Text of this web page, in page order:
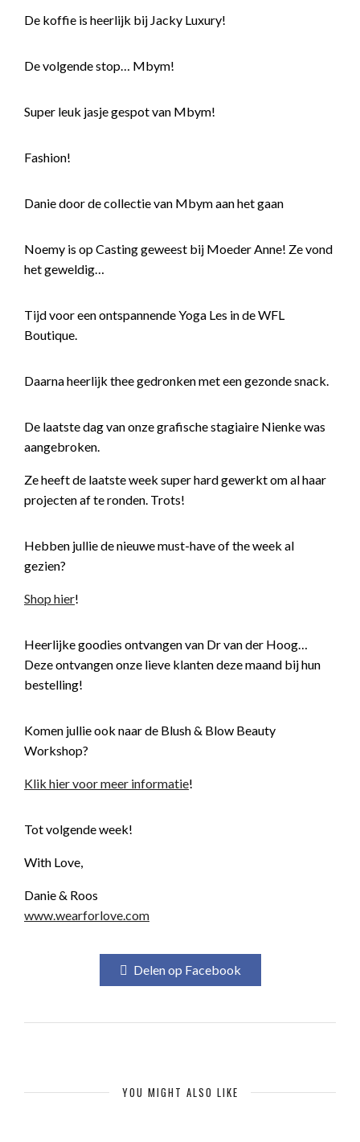
De koffie is heerlijk bij Jacky Luxury!
De volgende stop… Mbym!
Super leuk jasje gespot van Mbym!
Fashion!
Danie door de collectie van Mbym aan het gaan
Noemy is op Casting geweest bij Moeder Anne! Ze vond
het geweldig…
Tijd voor een ontspannende Yoga Les in de WFL
Boutique.
Daarna heerlijk thee gedronken met een gezonde snack.
De laatste dag van onze grafische stagiaire Nienke was
aangebroken.
Ze heeft de laatste week super hard gewerkt om al haar
projecten af te ronden. Trots!
Hebben jullie de nieuwe must-have of the week al
gezien?
Shop hier!
Heerlijke goodies ontvangen van Dr van der Hoog…
Deze ontvangen onze lieve klanten deze maand bij hun
bestelling!
Komen jullie ook naar de Blush & Blow Beauty
Workshop?
Klik hier voor meer informatie!
Tot volgende week!
With Love,
Danie & Roos
www.wearforlove.com
Delen op Facebook
YOU MIGHT ALSO LIKE